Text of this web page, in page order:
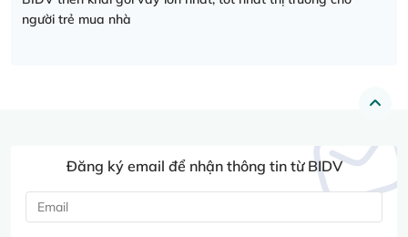
người trẻ mua nhà
Đăng ký email để nhận thông tin từ BIDV